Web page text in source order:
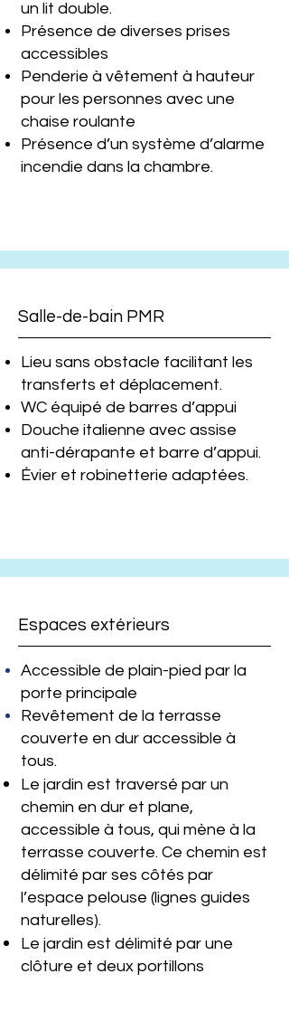
un lit double.
Présence de diverses prises
accessibles
Penderie à vêtement à hauteur
pour les personnes avec une
chaise roulante
Présence d’un système d’alarme
incendie dans la chambre.
Salle-de-bain PMR
Lieu sans obstacle facilitant les
transferts et déplacement.
WC équipé de barres d’appui
Douche italienne avec assise
anti-dérapante et barre d’appui.
Évier et robinetterie adaptées.
Espaces extérieurs
Accessible de plain-pied par la
porte principale
Revêtement de la terrasse
couverte en dur accessible à
tous.
Le jardin est traversé par un
chemin en dur et plane,
accessible à tous, qui mène à la
terrasse couverte. Ce chemin est
délimité par ses côtés par
l’espace pelouse (lignes guides
naturelles).
Le jardin est délimité par une
clôture et deux portillons